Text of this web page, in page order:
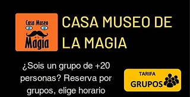
¿Sois un grupo de +20
personas? Reserva por
grupos, elige horario